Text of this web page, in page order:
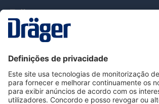
Serviço de Apoio ao Cliente Dräger
Utilização da loja
Informações